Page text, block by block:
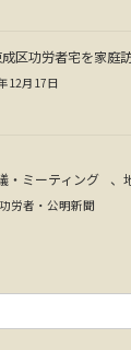
区功労者宅を家庭
12月17日
・ミーティング 、
功労者・公明新聞